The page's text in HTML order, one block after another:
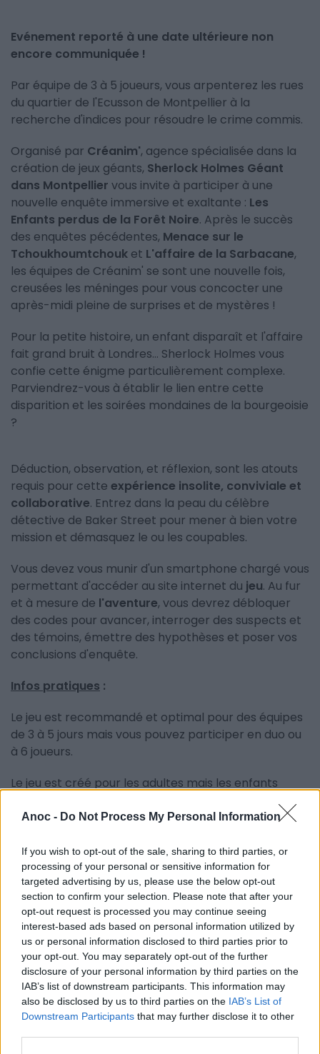
Anoc - Do Not Process My Personal Information
If you wish to opt-out of the sale, sharing to third parties, or
processing of your personal or sensitive information for
targeted advertising by us, please use the below opt-out
section to confirm your selection. Please note that after your
opt-out request is processed you may continue seeing
interest-based ads based on personal information utilized by
us or personal information disclosed to third parties prior to
your opt-out. You may separately opt-out of the further
disclosure of your personal information by third parties on the
IAB’s list of downstream participants. This information may
also be disclosed by us to third parties on the IAB’s List of
Downstream Participants that may further disclose it to other
Evénement reporté à une date ultérieure non
encore communiquée !
Par équipe de 3 à 5 joueurs, vous arpenterez les rues
du quartier de l'Ecusson de Montpellier à la
recherche d'indices pour résoudre le crime commis.
Organisé par Créanim', agence spécialisée dans la
création de jeux géants, Sherlock Holmes Géant
dans Montpellier vous invite à participer à une
nouvelle enquête immersive et exaltante : Les
Enfants perdus de la Forêt Noire. Après le succès
des enquêtes pécédentes, Menace sur le
Tchoukhoumtchouk et L'affaire de la Sarbacane,
les équipes de Créanim' se sont une nouvelle fois,
creusées les méninges pour vous concocter une
après-midi pleine de surprises et de mystères !
Pour la petite histoire, un enfant disparaît et l'affaire
fait grand bruit à Londres... Sherlock Holmes vous
confie cette énigme particulièrement complexe.
Parviendrez-vous à établir le lien entre cette
disparition et les soirées mondaines de la bourgeoisie
?
Déduction, observation, et réflexion, sont les atouts
requis pour cette expérience insolite, conviviale et
collaborative. Entrez dans la peau du célèbre
détective de Baker Street pour mener à bien votre
mission et démasquez le ou les coupables.
Vous devez vous munir d'un smartphone chargé vous
permettant d'accéder au site internet du jeu. Au fur
et à mesure de l'aventure, vous devrez débloquer
des codes pour avancer, interroger des suspects et
des témoins, émettre des hypothèses et poser vos
conclusions d'enquête.
Infos pratiques :
Le jeu est recommandé et optimal pour des équipes
de 3 à 5 jours mais vous pouvez participer en duo ou
à 6 joueurs.
Le jeu est créé pour les adultes mais les enfants
peuvent accompagner l'équipe. D'ailleurs un Livret
Enfant (possibilité d'acheter 1 livret à 2€ pour
de leurs épreuves pendant que les adultes suivent
leur propre énigme.
Pour vous inscrire et connaître toutes les modalités
du jeu en équipes, rendez-vous sur lapage Facebook
de l'événement.
Attention, le lieu de départ n'est pas encore connu
INFORMATIONS PRATIQUES